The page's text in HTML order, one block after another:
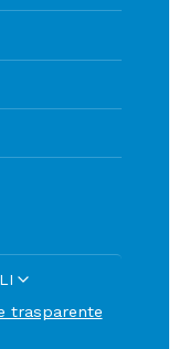
trasparente